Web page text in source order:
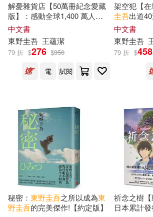
東野圭吾(365)
（日）東野圭吾(140)
(日)東野圭吾(31)
[日]東野圭吾(14)
(日)東野圭吾著(2) 彭麥峰(1)
東野圭吾作家生活４０周年実行委
東野圭吾，杉田比呂美(1)
展開
出版社 (可複選)
皇冠(125)
南海出版公司(107)
獨步文化(95) 春天出版社
展開
解憂雜貨店【50萬冊紀念愛藏
版】：感動全球1,400 萬人的
奇蹟之書，
動落淚的作品!(附首刷限定特典
「經典封面集錦明信片」)
中文書
東野圭吾 王蘊潔
79 折 $276 $350
電
試閱
架空犯【在
圭吾出道
蝙蝠》系列
中文書
東野圭吾
79 折 $458
秘密： 東野圭吾之所以成為東
野圭吾的完美傑作!【約定版】
祈念之樹【
日本累計